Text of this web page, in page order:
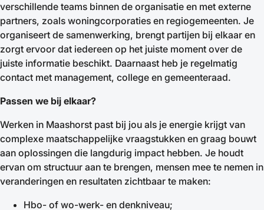
verschillende teams binnen de organisatie en met externe
partners, zoals woningcorporaties en regiogemeenten. Je
organiseert de samenwerking, brengt partijen bij elkaar en
zorgt ervoor dat iedereen op het juiste moment over de
juiste informatie beschikt. Daarnaast heb je regelmatig
contact met management, college en gemeenteraad.
Passen we bij elkaar?
Werken in Maashorst past bij jou als je energie krijgt van
complexe maatschappelijke vraagstukken en graag bouwt
aan oplossingen die langdurig impact hebben. Je houdt
ervan om structuur aan te brengen, mensen mee te nemen in
veranderingen en resultaten zichtbaar te maken:
Hbo- of wo-werk- en denkniveau;